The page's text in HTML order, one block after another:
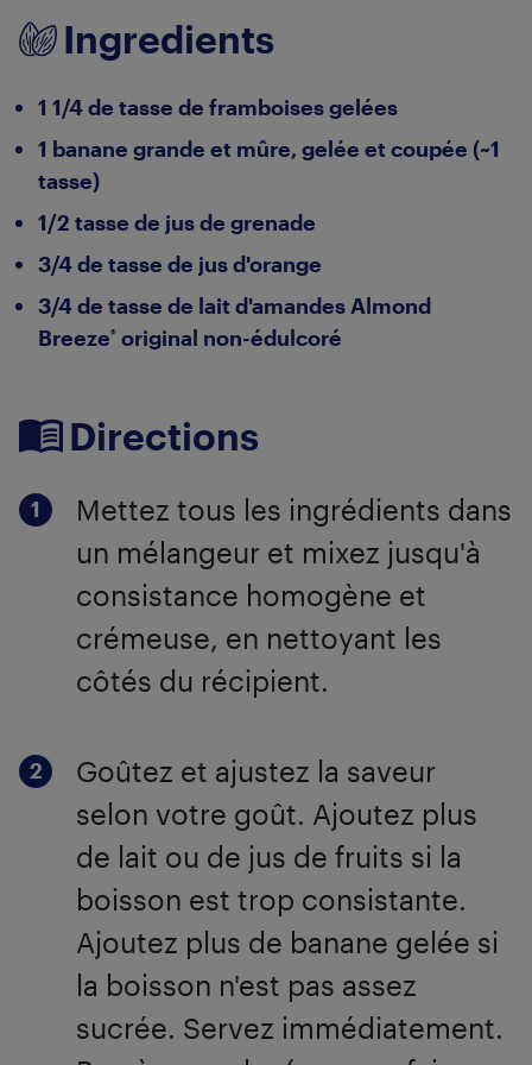
Ingredients
1 1/4 de tasse de framboises gelées
1 banane grande et mûre, gelée et coupée (~1
tasse)
1/2 tasse de jus de grenade
3/4 de tasse de jus d'orange
3/4 de tasse de lait d'amandes Almond
Breeze® original non-édulcoré
Directions
Mettez tous les ingrédients dans
un mélangeur et mixez jusqu'à
consistance homogène et
crémeuse, en nettoyant les
côtés du récipient.
Goûtez et ajustez la saveur
selon votre goût. Ajoutez plus
de lait ou de jus de fruits si la
boisson est trop consistante.
Ajoutez plus de banane gelée si
la boisson n'est pas assez
sucrée. Servez immédiatement.